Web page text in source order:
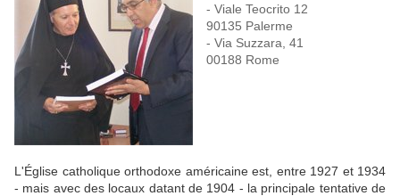
- Viale Teocrito 12
90135 Palerme
- Via Suzzara, 41
00188 Rome
L'Église catholique orthodoxe américaine est, entre 1927 et 1934
- mais avec des locaux datant de 1904 - la principale tentative de